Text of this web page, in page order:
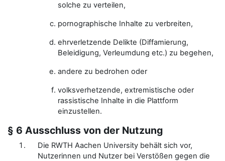
solche zu verteilen,
pornographische Inhalte zu verbreiten,
ehrverletzende Delikte (Diffamierung,
Beleidigung, Verleumdung etc.) zu begehen,
andere zu bedrohen oder
volksverhetzende, extremistische oder
rassistische Inhalte in die Plattform
einzustellen.
§ 6 Ausschluss von der Nutzung
Die RWTH Aachen University behält sich vor,
Nutzerinnen und Nutzer bei Verstößen gegen die